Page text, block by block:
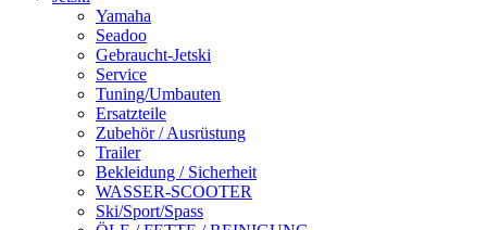
Yamaha
Seadoo
Gebraucht-Jetski
Service
Tuning/Umbauten
Ersatzteile
Zubehör / Ausrüstung
Trailer
Bekleidung / Sicherheit
WASSER-SCOOTER
Ski/Sport/Spass